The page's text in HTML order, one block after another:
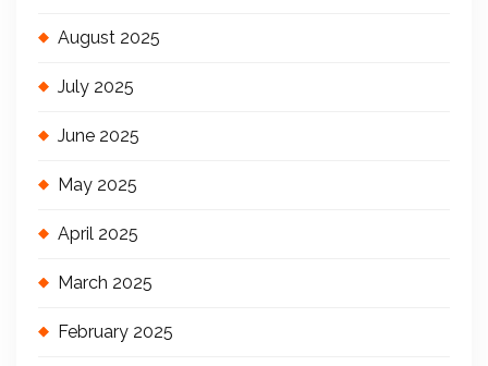
August 2025
July 2025
June 2025
May 2025
April 2025
March 2025
February 2025